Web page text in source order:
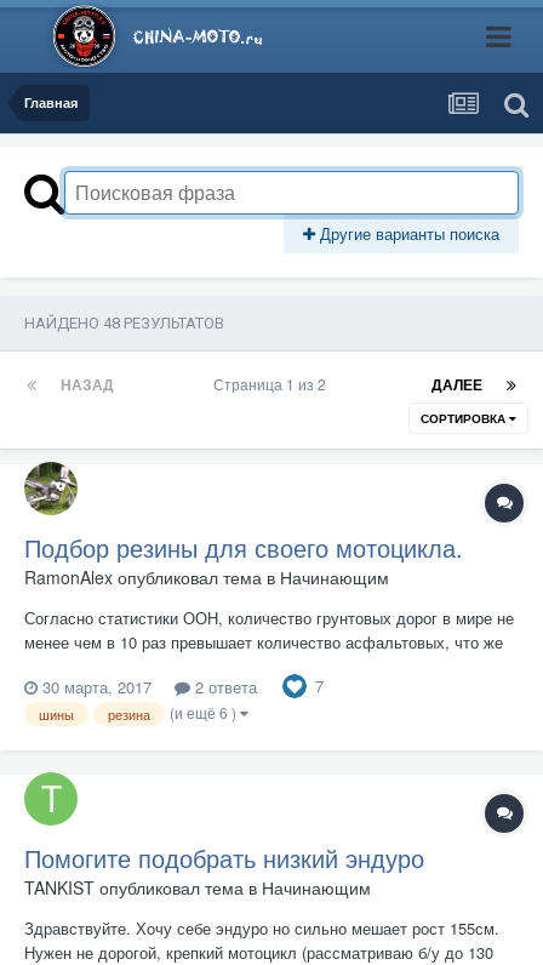
Главная
Другие варианты поиска
НАЙДЕНО 48 РЕЗУЛЬТАТОВ
НАЗАД ДАЛЕЕ
Страница 1 из 2
СОРТИРОВКА
Подбор резины для своего мотоцикла.
RamonAlex опубликовал тема в Начинающим
Согласно статистики ООН, количество грунтовых дорог в мире не
менее чем в 10 раз превышает количество асфальтовых, что же
неограниченные просторы для действий. Поэтому неудивительно,
что производители моторезины придают большое внимание
30 марта, 2017 2 ответа 7
шины резина (и ещё 6 )
Помогите подобрать низкий эндуро
TANKIST опубликовал тема в Начинающим
Здравствуйте. Хочу себе эндуро но сильно мешает рост 155см.
Нужен не дорогой, крепкий мотоцикл (рассматриваю б/у до 130